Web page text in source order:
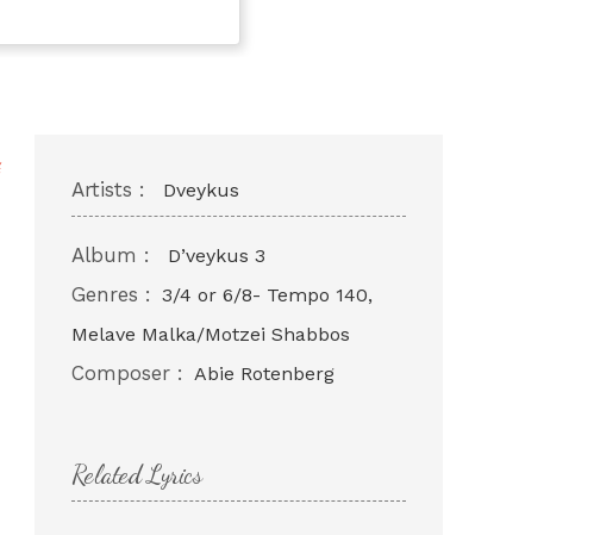
Artists : Dveykus
Album : D’veykus 3
Genres : 3/4 or 6/8- Tempo 140,
Melave Malka/Motzei Shabbos
Composer : Abie Rotenberg
Related Lyrics